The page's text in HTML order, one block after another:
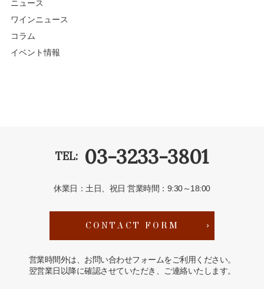
ニュース
ワインニュース
コラム
イベント情報
TEL: 03-3233-3801
休業日：土日、祝日営業時間：9:30～18:00
CONTACT FORM
営業時間外は、お問い合わせフォームをご利用ください。
翌営業日以降に確認させていただき、ご連絡いたします。